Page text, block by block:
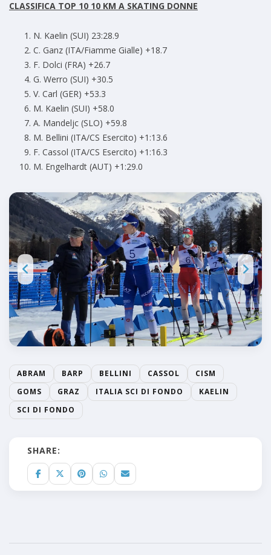
CLASSIFICA TOP 10 10 KM A SKATING DONNE
N. Kaelin (SUI) 23:28.9
C. Ganz (ITA/Fiamme Gialle) +18.7
F. Dolci (FRA) +26.7
G. Werro (SUI) +30.5
V. Carl (GER) +53.3
M. Kaelin (SUI) +58.0
A. Mandeljc (SLO) +59.8
M. Bellini (ITA/CS Esercito) +1:13.6
F. Cassol (ITA/CS Esercito) +1:16.3
M. Engelhardt (AUT) +1:29.0
ABRAM BARP BELLINI CASSOL
CISM
GOMS
GRAZ ITALIA SCI DI FONDO
KAELIN
SCI DI FONDO
SHARE: